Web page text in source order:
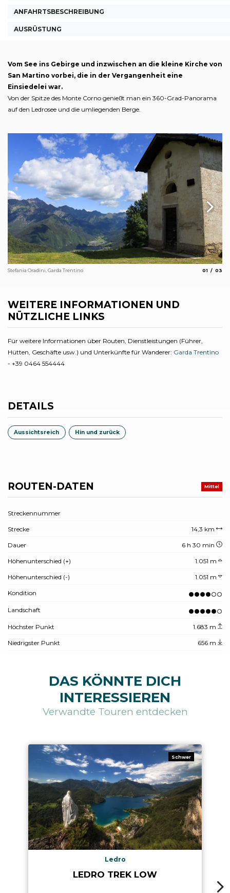
ANFAHRTSBESCHREIBUNG
AUSRÜSTUNG
Vom See ins Gebirge und inzwischen an die kleine Kirche von
San Martino vorbei, die in der Vergangenheit eine
Einsiedelei war.
Von der Spitze des Monte Corno genießt man ein 360-Grad-Panorama
auf den Ledrosee und die umliegenden Berge.
Stefania Oradini, Garda Trentino 01 03
WEITERE INFORMATIONEN UND
NÜTZLICHE LINKS
Für weitere Informationen über Routen, Dienstleistungen (Führer,
Hütten, Geschäfte usw.) und Unterkünfte für Wanderer: Garda Trentino
- +39 0464 554444
DETAILS
Aussichtsreich Hin und zurück
ROUTEN-DATEN Mittel
Streckennummer
Strecke 14,3 km
Dauer 6 h 30 min
Höhenunterschied (+) 1.051 m
Höhenunterschied (-) 1.051 m
Kondition
Landschaft
Höchster Punkt 1.683 m
Niedrigster Punkt 656 m
DAS KÖNNTE DICH
INTERESSIEREN
Verwandte Touren entdecken
Schwer
Ledro
LEDRO TREK LOW